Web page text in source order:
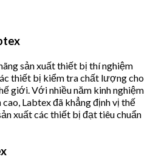
sản xuất thiết bị thí nghiệm
thiết bị kiểm tra chất lượng cho
giới. Với nhiều năm kinh nghiệm
Labtex đã khẳng định vị thế
xuất các thiết bị đạt tiêu chuẩn